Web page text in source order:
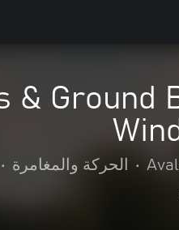
& Ground
• الحركة والمغامرة •